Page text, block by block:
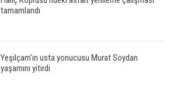
tamamlandı
Yeşilçam'ın usta yonucusu Murat Soydan
yaşamını yitirdi